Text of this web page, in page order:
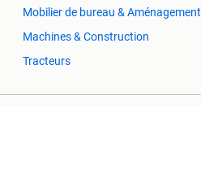
Mobilier de bureau & Aménagement
Machines & Construction
Tracteurs